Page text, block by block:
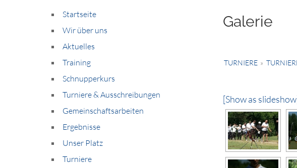
Galerie
TURNIERE »
[Show as
Startseite
Wir über uns
Aktuelles
Training
Schnupperkurs
Turniere & Ausschreibungen
Gemeinschaftsarbeiten
Ergebnisse
Unser Platz
Turniere